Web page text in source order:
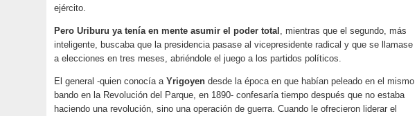
ejército.
Pero Uriburu ya tenía en mente asumir el poder total , mientras que el segundo, más
inteligente, buscaba que la presidencia pasase al vicepresidente radical y que se llamase
a elecciones en tres meses, abriéndole el juego a los partidos políticos.
El general -quien conocía a Yrigoyen desde la época en que habían peleado en el mismo
bando en la Revolución del Parque, en 1890- confesaría tiempo después que no estaba
haciendo una revolución, sino una operación de guerra. Cuando le ofrecieron liderar el